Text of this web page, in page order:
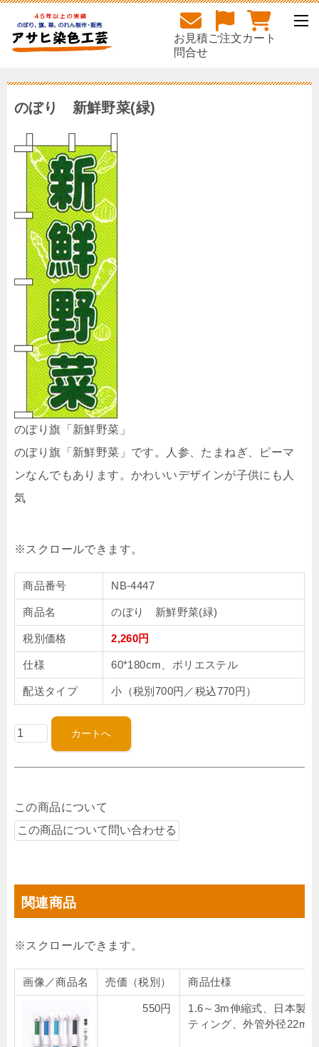
お見積
問合せ
ご注文カート
のぼり 新鮮野菜(緑)
のぼり旗「新鮮野菜」
のぼり旗「新鮮野菜」です。人参、たまねぎ、ピーマ
ンなんでもあります。かわいいデザインが子供にも人
気
商品番号 NB-4447
商品名 のぼり 新鮮野菜(緑)
税別価格 2,260円
仕様 60*180cm、ポリエステル
配送タイプ 小（税別700円／税込770円）
この商品について
関連商品
画像／商品名 売価（税別） 商品仕様
550円
1.6～3m伸縮式、日本製
ティング、外管外径22mm